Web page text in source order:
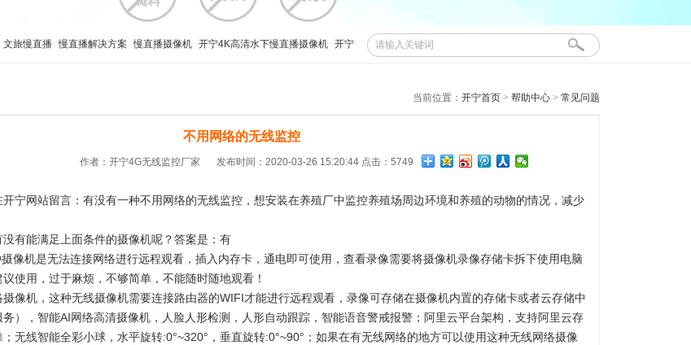
文旅慢直播 慢直播解决方案 慢直播摄像机 开宁4K高清水下慢直播摄像机 开宁
当前位置： 开宁首页 > 帮助中心 > 常见问题
不用网络的无线监控
作者：开宁4G无线监控厂家 发布时间：2020-03-26 15:20:44 点击：5749
宁网站留言：有没有一种不用网络的无线监控，想安装在养殖厂中监控养殖场周边环境和养殖的动物的情况，减少
有能满足上面条件的摄像机呢？答案是：有
像机是无法连接网络进行远程观看，插入内存卡，通电即可使用，查看录像需要将摄像机录像存储卡拆下使用电脑
使用，过于麻烦，不够简单，不能随时随地观看！
像机，这种无线摄像机需要连接路由器的WIFI才能进行远程观看，录像可存储在摄像机内置的存储卡或者云存储中
）， 智能AI网络高清摄像机，人脸人形检测，人形自动跟踪，智能语音警戒报警； 阿里云平台架构，支持阿里云存
无线智能全彩小球， 水平旋转:0°~320°，垂直旋转:0°~90°； 如果在有无线网络的地方可以使用这种无线网络摄像